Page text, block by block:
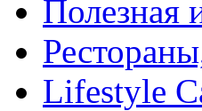
Полезная
Lifestyle